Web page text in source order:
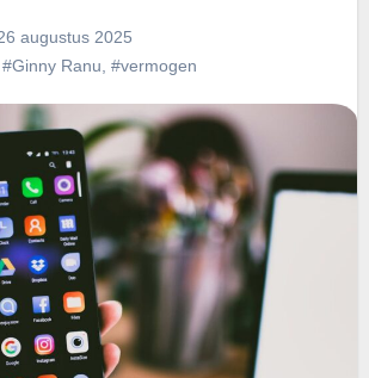
augustus 2025
#Ginny Ranu #vermogen